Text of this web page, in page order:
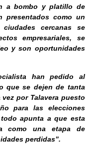
a bombo y platillo de
presentados como un
cercanas se
empresariales, se
y son oportunidades
han pedido al
que se dejen de tanta
por Talavera puesto
para las elecciones
apunta a que esta
como una etapa de
perdidas”.